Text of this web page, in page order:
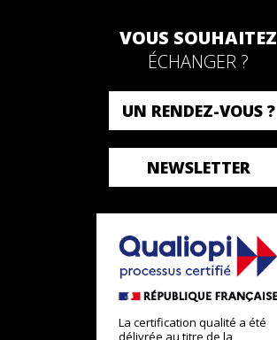
VOUS SOUHAITEZ
ÉCHANGER ?
UN RENDEZ-VOUS ?
NEWSLETTER
La certification qualité a été
délivrée au titre de la